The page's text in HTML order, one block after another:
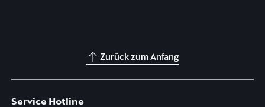
Zurück zum Anfang
Service Hotline